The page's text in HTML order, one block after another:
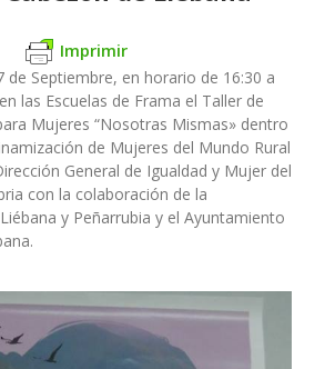
Imprimir
de Septiembre, en horario de 16:30 a
las Escuelas de Frama el Taller de
Mujeres “Nosotras Mismas» dentro
de Mujeres del Mundo Rural
General de Igualdad y Mujer del
con la colaboración de la
y Peñarrubia y el Ayuntamiento